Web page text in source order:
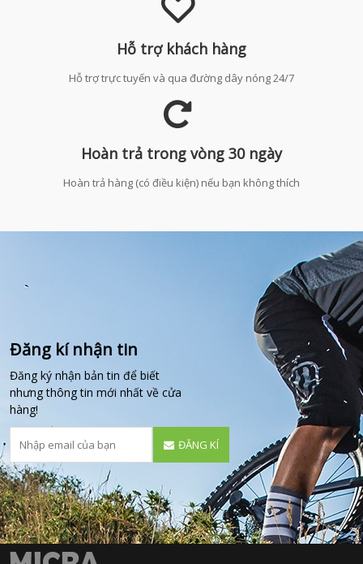
Hỗ trợ khách hàng
Hỗ trợ trực tuyến và qua đường dây nóng 24/7
Hoàn trả trong vòng 30 ngày
Hoàn trả hàng (có điều kiện) nếu bạn không thích
Đăng kí nhận tin
Đăng ký nhận bản tin để biết
nhưng thông tin mới nhất về cửa
hàng!
ĐĂNG KÍ